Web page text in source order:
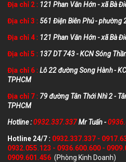
Địa chỉ 2 : 121 Phan Văn Hớn - xã Bà
Địa chỉ 3 : 561 Điện Biên Phủ - phường
Địa chỉ 4 : 121 Phan Văn Hớn - xã Bà
Địa chỉ 5 : 137 DT 743 - KCN Sóng
Địa chỉ 6 : Lô 22 đường Song Hành -
TPHCM
Địa chỉ 7 : 79 đường Tân Thới Nhì 2 -
TPHCM
Hotline :0932.337.337Mr Tuấn -
Hotline 24/7 : 0932.337.337 -
0932.055.123 - 0936.600.600 -
0909.601.456 (Phòng Kinh Doanh)